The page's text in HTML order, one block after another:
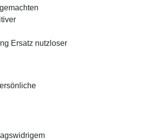
Ersatz nutzloser